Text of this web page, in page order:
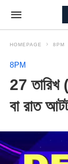
HOMEPAGE 8PM
8PM
27
বা রাত